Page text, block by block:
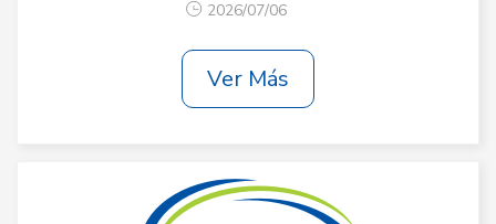
2026/07/06
Ver Más